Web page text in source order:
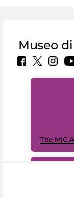
Museo
The MiC